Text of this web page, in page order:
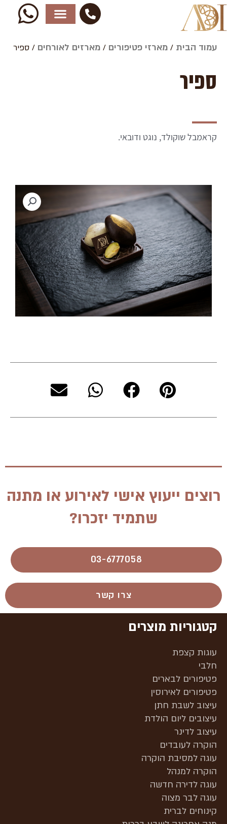
דילוג
לתוכן
עמוד הבית / מארזי פטיפורים / מארזים לאורחים / ספיר
ספיר
קראמבל שוקולד, נוגט ודובאי.
רוצים ייעוץ אישי לאירוע או מתנה
שתמיד יזכרו?
03-6777058​
צרו קשר
קטגוריות מוצרים
עוגות קצפת
חלבי
פטיפורים לבארים
פטיפורים לאירוסין
עיצוב לשבת חתן
עיצובים ליום הולדת
עיצוב לדינר
הוקרה לעובדים
עוגה למסיבת הוקרה
הוקרה למנהל
עוגה לדירה חדשה
עוגה לבר מצוה
קינוחים לברית